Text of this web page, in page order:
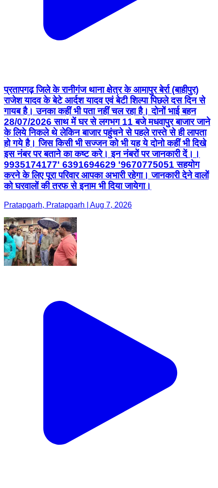
प्रतापगढ़ जिले के रानीगंज थाना क्षेत्र के आमापुर बेर्रा (बाहीपुर)
राजेश यादव के बेटे आर्दश यादव एवं बेटी शिल्पा पिछले दस दिन से
गायब है। उनका कहीं भी पता नहीं चल रहा है। दोनों भाई बहन
28/07/2026 साथ में घर से लगभग 11 बजे मधवापुर बाजार जाने
के लिये निकले थे लेकिन बाजार पहुंचने से पहले रास्ते से ही लापता
हो गये है। जिस किसी भी सज्जन को भी यह ये दोनो कहीं भी दिखे
इस नंबर पर बताने का कष्ट करे। इन नंबरों पर जानकारी दें।।
9935174177' 6391694629 '9670775051 सहयोग
करने के लिए पूरा परिवार आपका अभारी रहेगा। जानकारी देने वालों
को घरवालों की तरफ से इनाम भी दिया जायेगा।
Pratapgarh, Pratapgarh | Aug 7, 2026